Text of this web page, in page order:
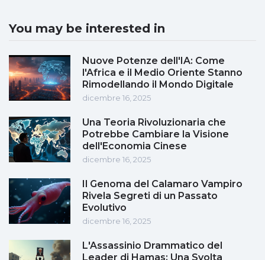
You may be interested in
Nuove Potenze dell'IA: Come
l'Africa e il Medio Oriente Stanno
Rimodellando il Mondo Digitale
dicembre 16, 2025
Una Teoria Rivoluzionaria che
Potrebbe Cambiare la Visione
dell'Economia Cinese
dicembre 16, 2025
Il Genoma del Calamaro Vampiro
Rivela Segreti di un Passato
Evolutivo
dicembre 16, 2025
L'Assassinio Drammatico del
Leader di Hamas: Una Svolta